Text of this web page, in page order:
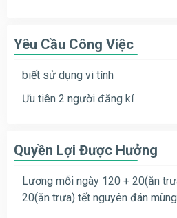
Yêu Cầu Công Việc
biết sử dụng vi tính
Ưu tiên 2 người đăng kí
Quyền Lợi Được Hưởng
Lương mỗi ngày 120 + 20(ăn
20(ăn trưa) tết nguyên đán